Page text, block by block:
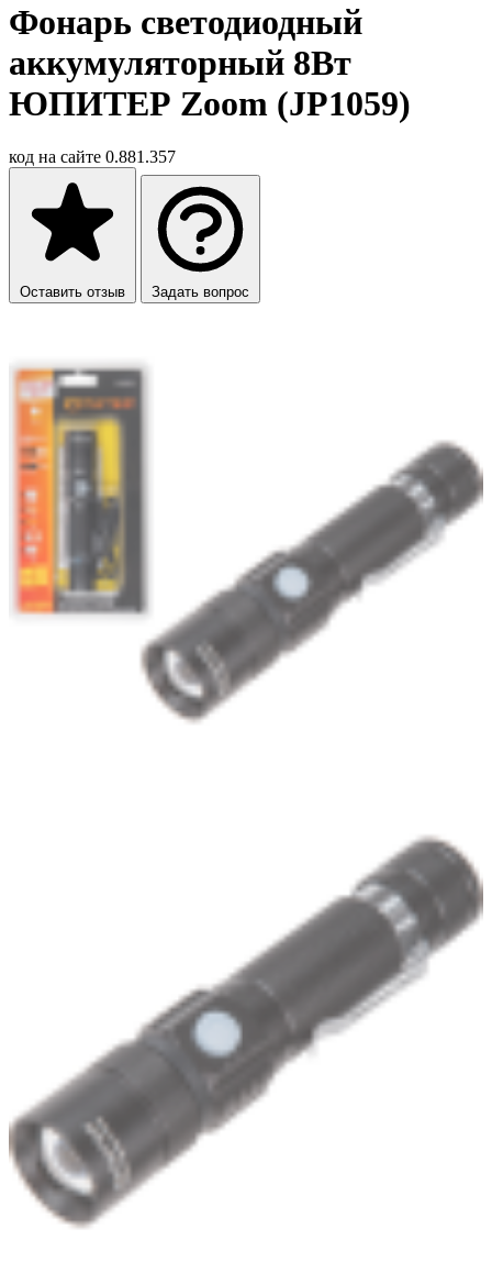
Фонарь светодиодный
аккумуляторный 8Вт
ЮПИТЕР Zoom (JP1059)
код на сайте 0.881.357
Оставить отзыв Задать вопрос